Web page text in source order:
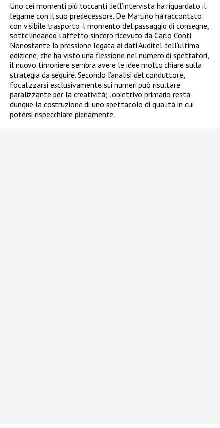
Uno dei momenti più toccanti dell’intervista ha riguardato il
legame con il suo predecessore. De Martino ha raccontato
con visibile trasporto il momento del passaggio di consegne,
sottolineando l’affetto sincero ricevuto da Carlo Conti.
Nonostante la pressione legata ai dati Auditel dell’ultima
edizione, che ha visto una flessione nel numero di spettatori,
il nuovo timoniere sembra avere le idee molto chiare sulla
strategia da seguire. Secondo l’analisi del conduttore,
focalizzarsi esclusivamente sui numeri può risultare
paralizzante per la creatività; l’obiettivo primario resta
dunque la costruzione di uno spettacolo di qualità in cui
potersi rispecchiare pienamente.